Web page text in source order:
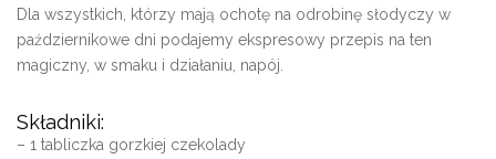
Dla wszystkich, którzy mają ochotę na odrobinę słodyczy w
październikowe dni podajemy ekspresowy przepis na ten
magiczny, w smaku i działaniu, napój.
Składniki:
– 1 tabliczka gorzkiej czekolady